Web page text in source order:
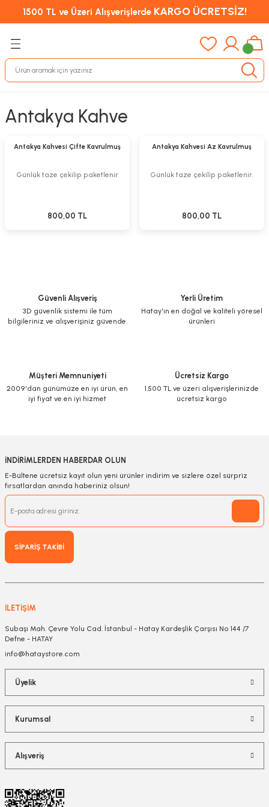
1500 TL ve Üzeri Alışverişlerde KARGO ÜCRETSİZ!
Antakya Kahve
Yeni
Sepete Ekle
Antakya Kahvesi Çifte Kavrulmuş
Günlük taze çekilip paketlenir
800,00 TL
Antakya Kahvesi Az Kavrulmuş
Günlük taze çekilip paketlenir.
800,00 TL
Güvenli Alışveriş
3D güvenlik sistemi ile tüm
bilgileriniz ve alışverişiniz güvende.
Yerli Üretim
Hatay'ın en doğal ve kaliteli yöresel
ürünleri
Müşteri Memnuniyeti
2009'dan günümüze en iyi ürün, en
iyi fiyat ve en iyi hizmet
Ücretsiz Kargo
1.500 TL ve üzeri alışverişlerinizde
ücretsiz kargo
İNDİRİMLERDEN HABERDAR OLUN
E-Bültene ücretsiz kayıt olun yeni ürünler indirim ve sizlere özel sürpriz
fırsatlardan anında haberiniz olsun!
SİPARİŞ TAKİBİ
İLETİŞİM
Subaşı Mah. Çevre Yolu Cad. İstanbul - Hatay Kardeşlik Çarşısı No 144 /7
Defne - HATAY
info@hataystore.com
Üyelik
Kurumsal
Alışveriş